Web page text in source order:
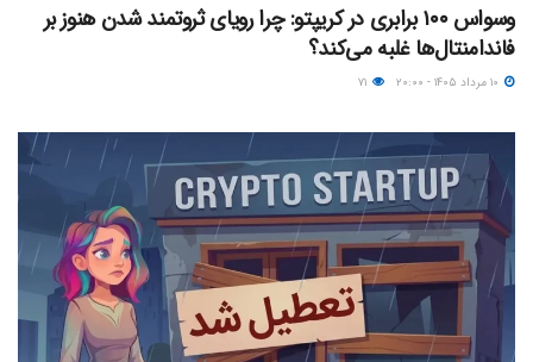
وسواس ۱۰۰ برابری در کریپتو: چرا رویای ثروتمند شدن هنوز بر
فاندامنتال‌ها غلبه می‌کند؟